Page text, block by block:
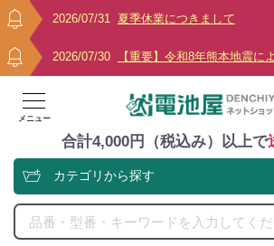
2026/07/31 夏季休業につきまして
2026/07/30 【重要】令和8年熊本地震に
メニュー
合計4,000円（税込み）以上で